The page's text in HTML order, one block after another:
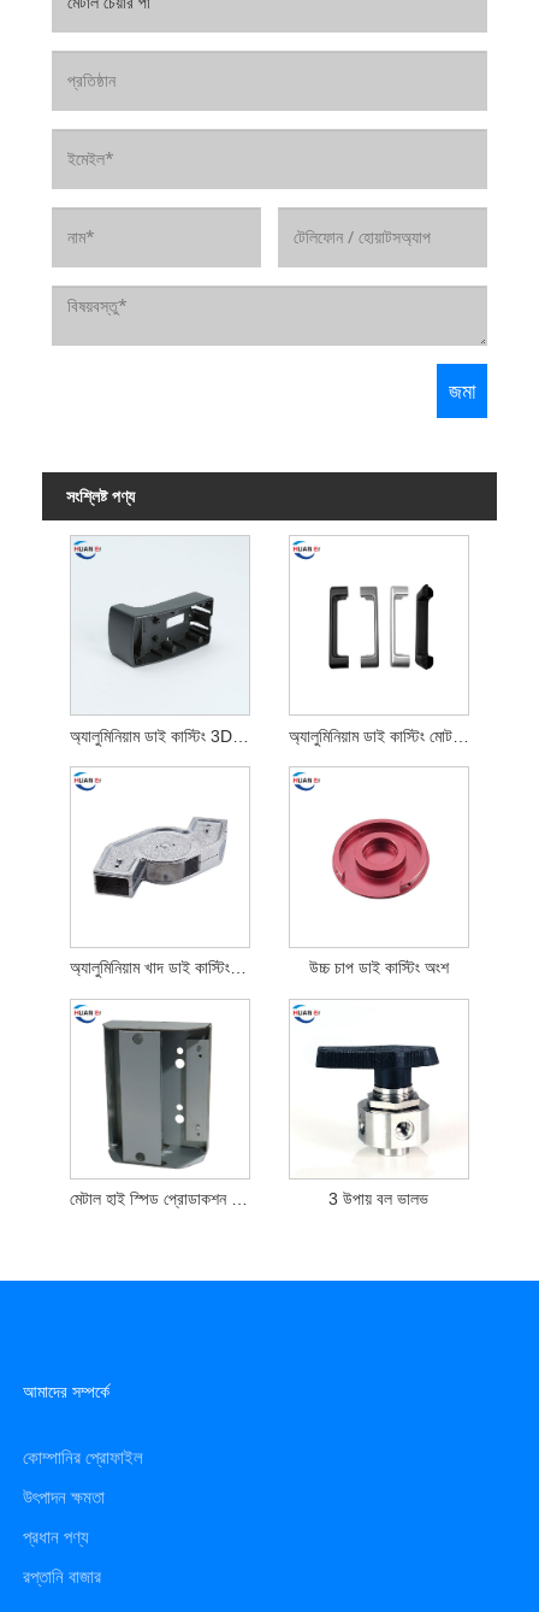
সংশ্লিষ্ট পণ্য
অ্যালুমিনিয়াম ডাই কাস্টিং মোটরসাইকেল এবং সাইকেলের যন্ত্রাংশ
উচ্চ চাপ ডাই কাস্টিং অংশ
মেটাল হাই স্পিড প্রোডাকশন প্রিন্টার কেস 3 উপায় বল ভালভ
আমাদের সম্পর্কে
কোম্পানির প্রোফাইল
উৎপাদন ক্ষমতা
প্রধান পণ্য
রপ্তানি বাজার